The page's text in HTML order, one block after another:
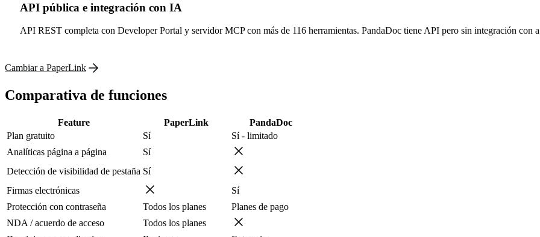
API pública e integración con IA
API REST completa con Developer Portal y servidor MCP con más de 116 herramientas. PandaDoc tiene API pero sin integración con
Cambiar a PaperLink
Comparativa de funciones
Feature PaperLink
PandaDoc
Plan gratuito
Sí
Sí - limitado
Analíticas página a página
Sí
Detección de visibilidad de pestaña Sí
Firmas electrónicas
Sí
Protección con contraseña
Todos los planes
Planes de pago
NDA / acuerdo de acceso
Todos los planes